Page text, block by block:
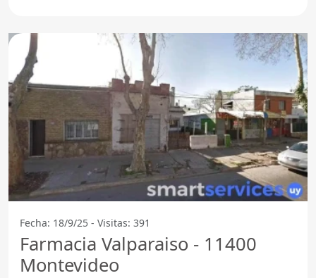
Fecha: 18/9/25 - Visitas: 391
Farmacia Valparaiso - 11400
Montevideo